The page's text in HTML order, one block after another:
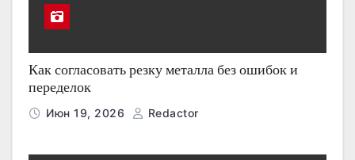
Как согласовать резку металла без ошибок и
переделок
Июн 19, 2026 Redactor